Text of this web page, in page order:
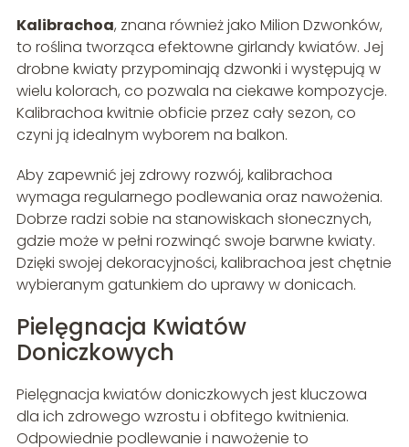
Kalibrachoa, znana również jako Milion Dzwonków,
to roślina tworząca efektowne girlandy kwiatów. Jej
drobne kwiaty przypominają dzwonki i występują w
wielu kolorach, co pozwala na ciekawe kompozycje.
Kalibrachoa kwitnie obficie przez cały sezon, co
czyni ją idealnym wyborem na balkon.
Aby zapewnić jej zdrowy rozwój, kalibrachoa
wymaga regularnego podlewania oraz nawożenia.
Dobrze radzi sobie na stanowiskach słonecznych,
gdzie może w pełni rozwinąć swoje barwne kwiaty.
Dzięki swojej dekoracyjności, kalibrachoa jest chętnie
wybieranym gatunkiem do uprawy w donicach.
Pielęgnacja Kwiatów
Doniczkowych
Pielęgnacja kwiatów doniczkowych jest kluczowa
dla ich zdrowego wzrostu i obfitego kwitnienia.
Odpowiednie podlewanie i nawożenie to